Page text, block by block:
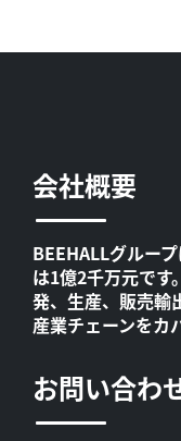
会社概要
BEEHALLグルー
は1億2千万元です
発、生産、販売輸
産業チェーンをカ
お問い合わ